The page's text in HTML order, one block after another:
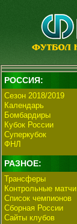
РОССИЯ:
Сезон 2018/2019
Календарь
Бомбардиры
Кубок России
Суперкубок
ФНЛ
РАЗНОЕ:
Трансферы
Контрольные матчи
Список чемпионов
Сборная России
Сайты клубов